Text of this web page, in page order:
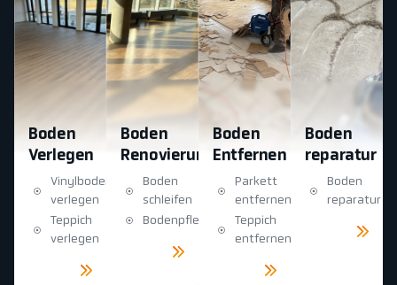
Boden
Verlegen
Vinylboden
verlegen
Teppich
verlegen
Boden
Renovierung
Boden
schleifen
Bodenpflege
Boden
Entfernen
Parkett
entfernen
Teppich
entfernen
Boden
reparatur
Boden
reparatur